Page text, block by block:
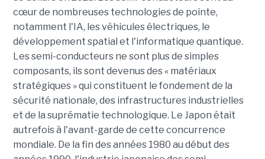
cœur de nombreuses technologies de pointe,
notamment l'IA, les véhicules électriques, le
développement spatial et l'informatique quantique.
Les semi-conducteurs ne sont plus de simples
composants, ils sont devenus des « matériaux
stratégiques » qui constituent le fondement de la
sécurité nationale, des infrastructures industrielles
et de la suprématie technologique. Le Japon était
autrefois à l'avant-garde de cette concurrence
mondiale. De la fin des années 1980 au début des